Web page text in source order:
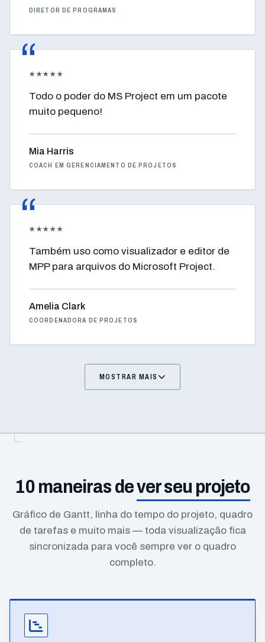
DIRETOR DE PROGRAMAS
★★★★★
Todo o poder do MS Project em um pacote
muito pequeno!
Mia Harris
COACH EM GERENCIAMENTO DE PROJETOS
★★★★★
Também uso como visualizador e editor de
MPP para arquivos do Microsoft Project.
Amelia Clark
COORDENADORA DE PROJETOS
MOSTRAR MAIS
10 maneiras dever seu projeto
Gráfico de Gantt, linha do tempo do projeto, quadro
de tarefas e muito mais — toda visualização fica
sincronizada para você sempre ver o quadro
completo.